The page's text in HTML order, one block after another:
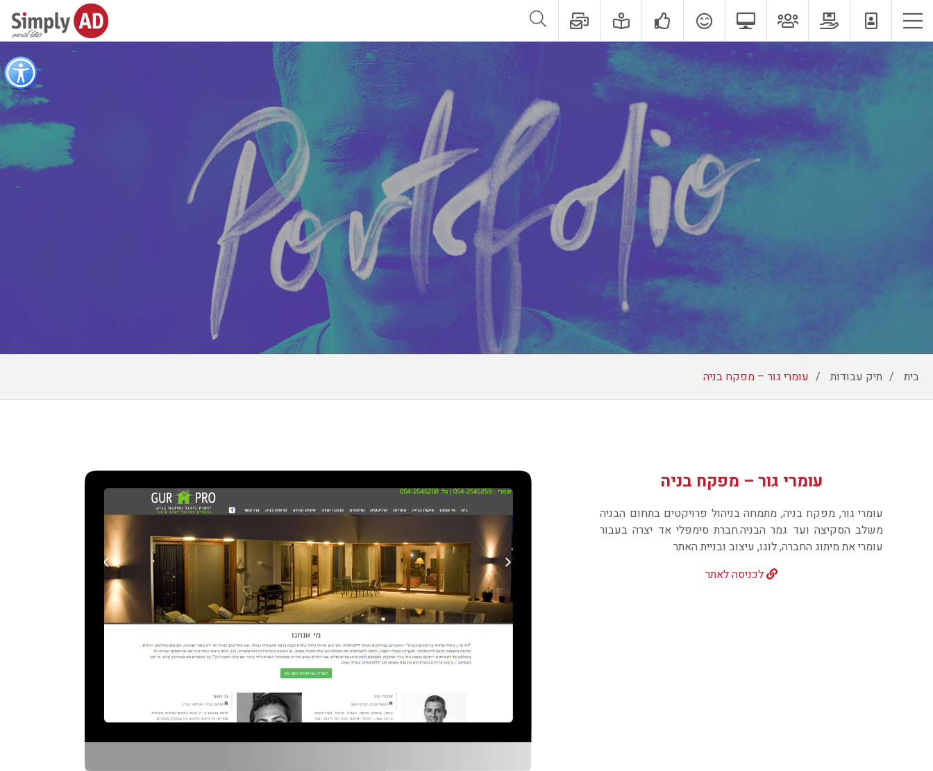
כפתור
לפתיחת
תפריט
נגישות
שירותים
כדאי לדעת
מרכזי
בית תיק עבודות עומרי גור – מפקח בניה
עומרי גור – מפקח בניה
עומרי גור, מפקח בניה, מתמחה בניהול פרויקטים בתחום הבניה
משלב הסקיצה ועד גמר הבניה.חברת סימפלי אד יצרה בעבור
עומרי את מיתוג החברה, לוגו, עיצוב ובניית האתר
לכניסה לאתר